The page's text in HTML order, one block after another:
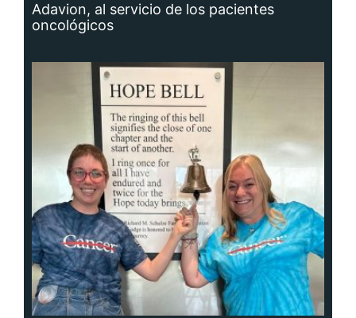
Adavion, al servicio de los pacientes
oncológicos